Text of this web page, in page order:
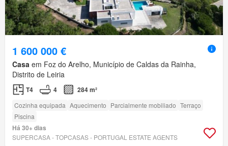
1 600 000 €
Casa em Foz do Arelho, Município de Caldas da Rainha,
Distrito de Leiria
T4 4 284 m²
Cozinha equipada Aquecimento Parcialmente mobiliado Terraço
Piscina
Há 30+ dias
SUPERCASA - TOPCASAS - PORTUGAL ESTATE AGENTS